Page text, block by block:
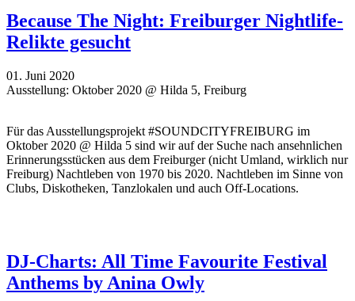
Because The Night: Freiburger Nightlife-
Relikte gesucht
01. Juni 2020
Ausstellung: Oktober 2020 @ Hilda 5, Freiburg
Für das Ausstellungsprojekt #SOUNDCITYFREIBURG im
Oktober 2020 @ Hilda 5 sind wir auf der Suche nach ansehnlichen
Erinnerungsstücken aus dem Freiburger (nicht Umland, wirklich nur
Freiburg) Nachtleben von 1970 bis 2020. Nachtleben im Sinne von
Clubs, Diskotheken, Tanzlokalen und auch Off-Locations.
DJ-Charts: All Time Favourite Festival
Anthems by Anina Owly